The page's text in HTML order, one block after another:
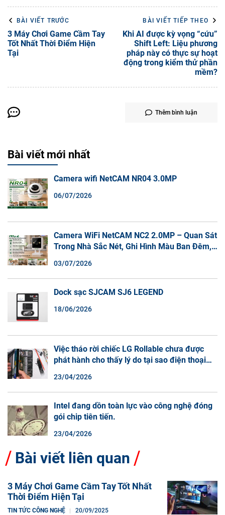
BÀI VIẾT TRƯỚC
3 Máy Chơi Game Cầm Tay
Tốt Nhất Thời Điểm Hiện
Tại
BÀI VIẾT TIẾP THEO
Khi AI được kỳ vọng “cứu”
Shift Left: Liệu phương
pháp này có thực sự hoạt
động trong kiểm thử phần
mềm?
Thêm bình luận
Bài viết mới nhất
Camera wifi NetCAM NR04 3.0MP
06/07/2026
Camera WiFi NetCAM NC2 2.0MP – Quan Sát
Trong Nhà Sắc Nét, Ghi Hình Màu Ban Đêm,
03/07/2026
Dock sạc SJCAM SJ6 LEGEND
18/06/2026
Việc tháo rời chiếc LG Rollable chưa được
phát hành cho thấy lý do tại sao điện thoại
23/04/2026
Intel đang dồn toàn lực vào công nghệ đóng
gói chip tiên tiến.
23/04/2026
Bài viết liên quan
3 Máy Chơi Game Cầm Tay Tốt Nhất
Thời Điểm Hiện Tại
TIN TỨC CÔNG NGHỆ 20/09/2025